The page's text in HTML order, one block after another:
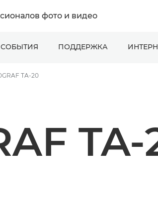
фото и видео
ПОДДЕРЖКА
TA-20
TA-